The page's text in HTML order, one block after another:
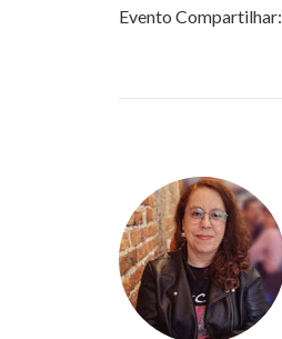
Evento Compartilhar: